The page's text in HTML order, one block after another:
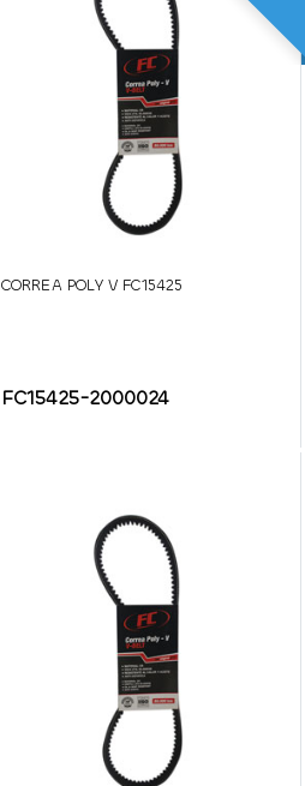
CORREA POLY V FC15425
FC15425-2000024